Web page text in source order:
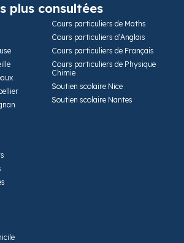
plus consultées
Cours particuliers de Maths
Cours particuliers d’Anglais
Cours particuliers de Français
Cours particuliers de Physique
Chimie
Soutien scolaire Nice
Soutien scolaire Nantes